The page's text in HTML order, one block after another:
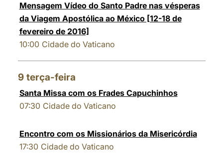
Mensagem Vídeo do Santo Padre nas vésperas
da Viagem Apostólica ao México [12-18 de
fevereiro de 2016]
10:00 Cidade do Vaticano
9 terça-feira
Santa Missa com os Frades Capuchinhos
07:30 Cidade do Vaticano
Encontro com os Missionários da Misericórdia
17:30 Cidade do Vaticano